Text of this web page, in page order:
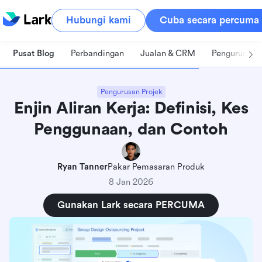
Hubungi kami Cuba secara percuma
Pusat Blog Perbandingan Jualan & CRM Pengurusan
Pengurusan Projek
Enjin Aliran Kerja: Definisi, Kes
Penggunaan, dan Contoh
Ryan TannerPakar Pemasaran Produk
8 Jan 2026
Gunakan Lark secara PERCUMA